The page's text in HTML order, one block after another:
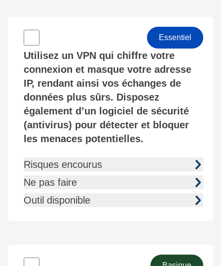
Essentiel
Utilisez un VPN qui chiffre votre
connexion et masque votre adresse
IP, rendant ainsi vos échanges de
données plus sûrs. Disposez
également d’un logiciel de sécurité
(antivirus) pour détecter et bloquer
les menaces potentielles.
Risques encourus
Ne pas faire
Outil disponible